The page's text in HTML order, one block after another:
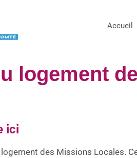
Accueil
logement
ici
des Missions Locales.